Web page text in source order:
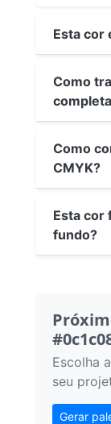
Esta cor
Como
Como
CMYK?
Esta cor
fundo?
Escolha
seu
Gerar